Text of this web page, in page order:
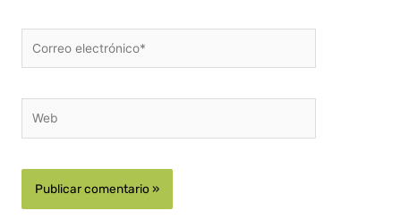
electrónico*